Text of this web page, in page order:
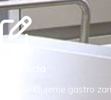
Naprojektujeme gastro